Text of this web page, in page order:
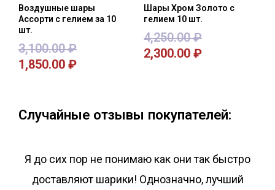
Воздушные шары
Ассорти с гелием за 10
шт.
3,100.00₽
1,850.00 ₽
Шары Хром Золото с
гелием 10 шт.
4,250.00₽
2,300.00 ₽
Случайные отзывы покупателей:
Я до сих пор не понимаю как они так быстро
доставляют шарики! Однозначно, лучший